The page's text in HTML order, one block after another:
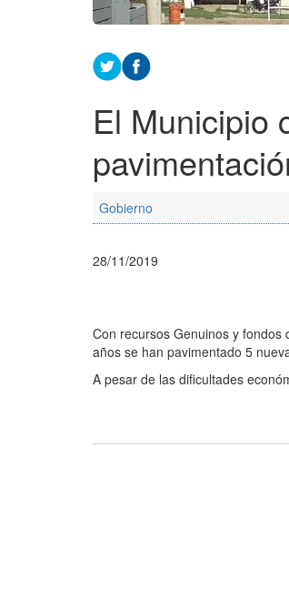
El Municipio
Gobierno
28/11/2019
Con recursos Genuinos y
años se han pavimentado 5
A pesar de las dificultades